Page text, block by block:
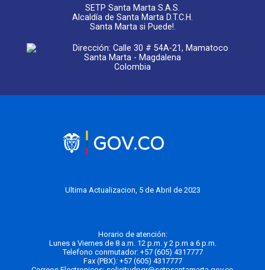
SETP Santa Marta S.A.S.
Alcaldía de Santa Marta D.T.C.H.
Santa Marta si Puede!.
Dirección: Calle 30 # 54A-21, Mamatoco
Santa Marta - Magdalena
Colombia
Ultima Actualizacion, 5 de Abril de 2023
Horario de atención:
Lunes a Viernes de 8 a.m. 12 p.m. y 2 p.m a 6 p.m.
Telefono conmutador: +57 (605) 4317777
Fax (PBX): +57 (605) 4317777